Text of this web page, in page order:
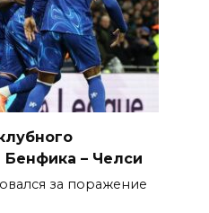
– Челси
за поражение